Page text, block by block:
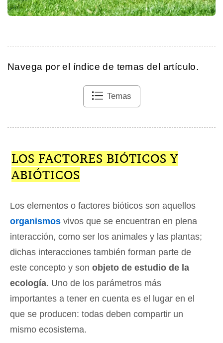
Navega por el índice de temas del artículo.
Temas
LOS FACTORES BIÓTICOS Y
ABIÓTICOS
Los elementos o factores bióticos son aquellos
organismos vivos que se encuentran en plena
interacción, como ser los animales y las plantas;
dichas interacciones también forman parte de
este concepto y son objeto de estudio de la
ecología. Uno de los parámetros más
importantes a tener en cuenta es el lugar en el
que se producen: todas deben compartir un
mismo ecosistema.